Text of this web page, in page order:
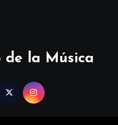
de la Música